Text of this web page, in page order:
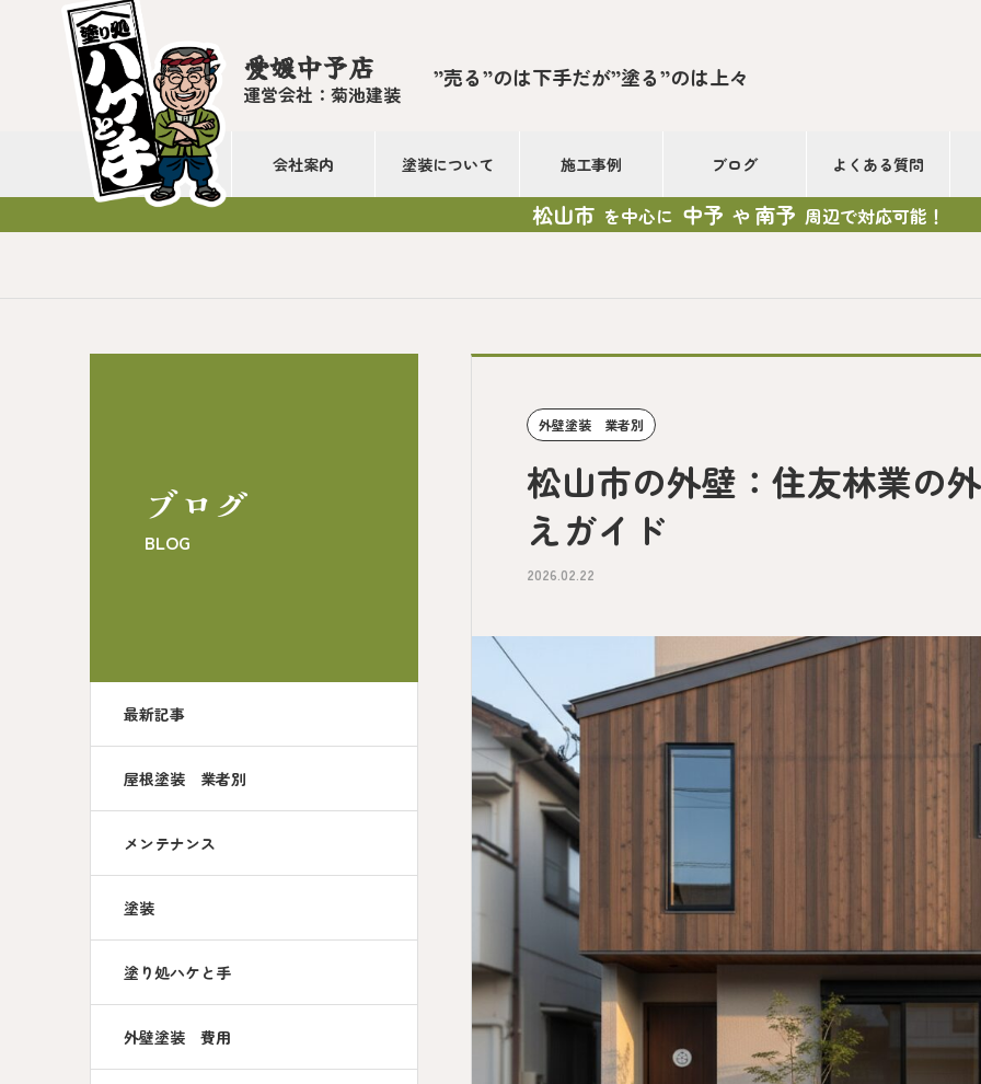
愛媛中予店
運営会社：菊池建装
”売る”のは下手だが”塗る”のは上々
会社案内 塗装について 施工事例 ブログ よくある質問
松山市 を中心に 中予 や 南予 周辺で対応可能！
ブログ
BLOG
最新記事
屋根塗装 業者別
メンテナンス
塗装
塗り処ハケと手
外壁塗装 費用
外壁塗装 業者別
松山市の外壁：住友林業の
えガイド
2026.02.22